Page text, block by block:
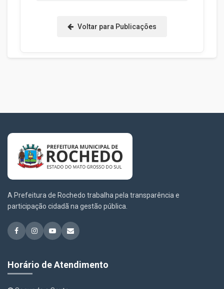
Voltar para Publicações
A Prefeitura de Rochedo trabalha pela transparência e
participação cidadã na gestão pública.
Horário de Atendimento